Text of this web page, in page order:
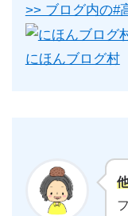
>> ブログ内の#
にほんブログ村